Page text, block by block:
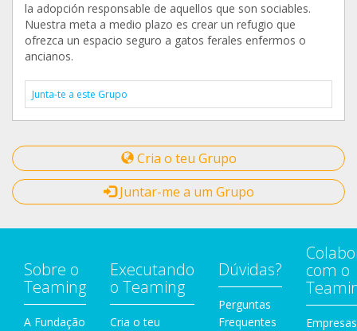
la adopción responsable de aquellos que son sociables.
Nuestra meta a medio plazo es crear un refugio que
ofrezca un espacio seguro a gatos ferales enfermos o
ancianos.
Junta-te a este Grupo
Cria o teu Grupo
Juntar-me a um Grupo
Sobre o
Teaming
A Fundação
Executando
o Teaming
Cria o teu
Dúvidas?
Perguntas
Frequentes
com o
Empresas